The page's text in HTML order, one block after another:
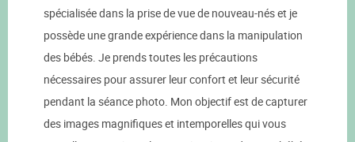
spécialisée dans la prise de vue de nouveau-nés et je
possède une grande expérience dans la manipulation
des bébés. Je prends toutes les précautions
nécessaires pour assurer leur confort et leur sécurité
pendant la séance photo. Mon objectif est de capturer
des images magnifiques et intemporelles qui vous